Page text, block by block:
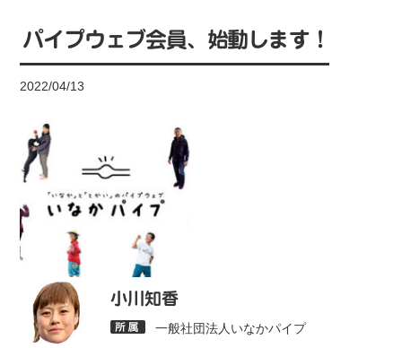
パイプウェブ会員、始動します！
2022/04/13
小川知香
一般社団法人いなかパイプ